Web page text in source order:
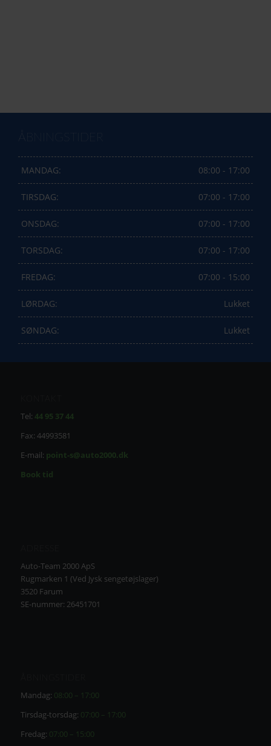
ÅBNINGSTIDER
MANDAG: 08:00 - 17:00
TIRSDAG: 07:00 - 17:00
ONSDAG: 07:00 - 17:00
TORSDAG: 07:00 - 17:00
FREDAG: 07:00 - 15:00
LØRDAG: Lukket
SØNDAG: Lukket
Tel: 44 95 37 44
Fax: 44993581
E-mail: point-s@auto2000.dk
Book tid
Auto-Team 2000 ApS
Rugmarken 1 (Ved Jysk sengetøjslager)
3520 Farum
SE-nummer: 26451701
Mandag: 08:00 – 17:00
Tirsdag-torsdag: 07:00 – 17:00
Fredag: 07:00 – 15:00